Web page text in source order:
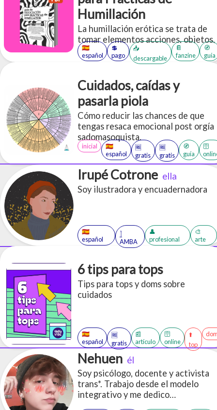
Humillación
La humillación erótica se trata de
tomar elementos acciones, objetos,
palabras que en el “mundo exterior”
(subjetivo de cada persona) nos
contextualziarlas eróticamente a
través de un lente de apreciación,
cuidado, aceptación y disfrute.
🇪🇸
español
💲
pago
📥
descargable
📔
fanzine
🧭
guía
Cuidados, caídas y
pasarla piola
Cómo reducir las chances de que
tengas resaca emocional post orgía
sadomasoquista.
inicial
🇪🇸
español
🆓
gratis
🆓
gratis
🧭
guía
🛜
Irupé Cotrone ella
Soy ilustradora y encuadernadora
🇪🇸
español
𓉶
AMBA
👤
profesional
🎨
arte
6 tips para tops
Tips para tops y doms sobre
cuidados
🇪🇸
español
🆓
gratis
📰
artículo
🛜
online
⬆️
top
Nehuen él
Soy psicólogo, docente y activista
trans*. Trabajo desde el modelo
integrativo y me dedico